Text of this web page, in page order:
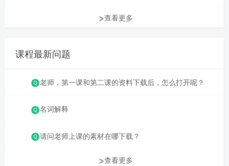
查看更多
课程最新问题
老师，第一课和第二课的资料下载后，怎么打开呢？
名词解释
请问老师上课的素材在哪下载？
查看更多